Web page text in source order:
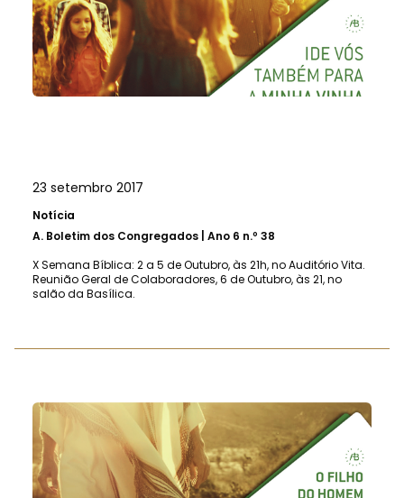
23 setembro 2017
Notícia
A. Boletim dos Congregados | Ano 6 n.º 38
X Semana Bíblica: 2 a 5 de Outubro, às 21h, no Auditório Vita.
Reunião Geral de Colaboradores, 6 de Outubro, às 21, no
salão da Basílica.